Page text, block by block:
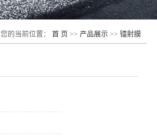
您的当前位置： 首 页 >> 产品展示 >> 镭射膜